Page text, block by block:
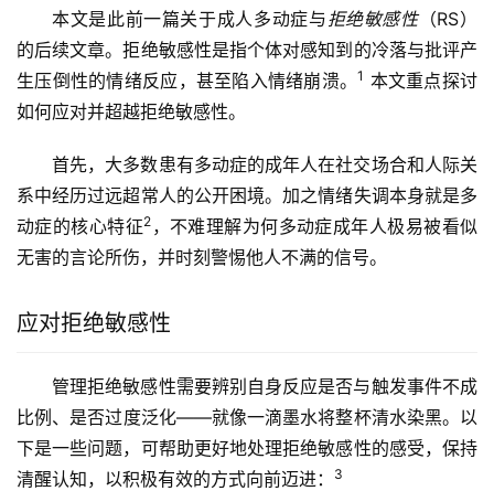
本文是此前一篇关于成人多动症与拒绝敏感性（RS）
的后续文章。拒绝敏感性是指个体对感知到的冷落与批评产
生压倒性的情绪反应，甚至陷入情绪崩溃。1 本文重点探讨
如何应对并超越拒绝敏感性。
首先，大多数患有多动症的成年人在社交场合和人际关
系中经历过远超常人的公开困境。加之情绪失调本身就是多
动症的核心特征2 ，不难理解为何多动症成年人极易被看似
无害的言论所伤，并时刻警惕他人不满的信号。
应对拒绝敏感性
管理拒绝敏感性需要辨别自身反应是否与触发事件不成
比例、是否过度泛化——就像一滴墨水将整杯清水染黑。以
下是一些问题，可帮助更好地处理拒绝敏感性的感受，保持
清醒认知，以积极有效的方式向前迈进：
3